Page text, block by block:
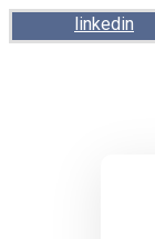
linkedin